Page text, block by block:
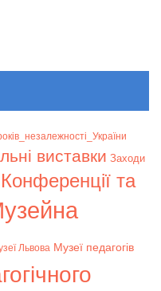
виставки Заходи
Конференції та
Львова Музеї педагогів